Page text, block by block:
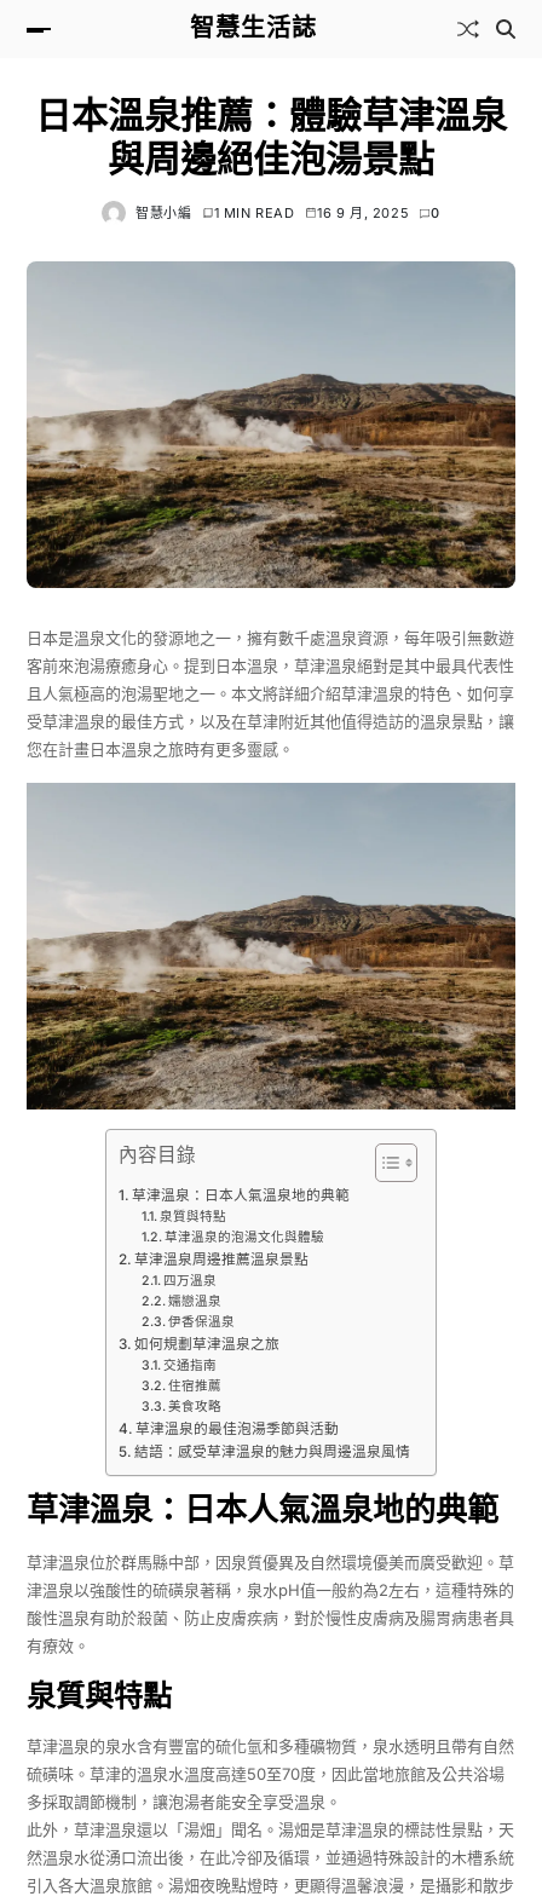
智慧生活誌
日本溫泉推薦：體驗草津溫泉
與周邊絕佳泡湯景點
智慧小編 1 MIN READ 16 9 月, 2025 0
日本是溫泉文化的發源地之一，擁有數千處溫泉資源，每年吸引無數遊
客前來泡湯療癒身心。提到日本溫泉，草津溫泉絕對是其中最具代表性
且人氣極高的泡湯聖地之一。本文將詳細介紹草津溫泉的特色、如何享
受草津溫泉的最佳方式，以及在草津附近其他值得造訪的溫泉景點，讓
您在計畫日本溫泉之旅時有更多靈感。
內容目錄
草津溫泉：日本人氣溫泉地的典範
泉質與特點
草津溫泉的泡湯文化與體驗
草津溫泉周邊推薦溫泉景點
四万溫泉
嬬戀溫泉
伊香保溫泉
如何規劃草津溫泉之旅
交通指南
住宿推薦
美食攻略
草津溫泉的最佳泡湯季節與活動
結語：感受草津溫泉的魅力與周邊溫泉風情
草津溫泉：日本人氣溫泉地的典範
草津溫泉位於群馬縣中部，因泉質優異及自然環境優美而廣受歡迎。草
津溫泉以強酸性的硫磺泉著稱，泉水pH值一般約為2左右，這種特殊的
酸性溫泉有助於殺菌、防止皮膚疾病，對於慢性皮膚病及腸胃病患者具
有療效。
泉質與特點
草津溫泉的泉水含有豐富的硫化氫和多種礦物質，泉水透明且帶有自然
硫磺味。草津的溫泉水溫度高達50至70度，因此當地旅館及公共浴場
多採取調節機制，讓泡湯者能安全享受溫泉。
此外，草津溫泉還以「湯畑」聞名。湯畑是草津溫泉的標誌性景點，天
然溫泉水從湧口流出後，在此冷卻及循環，並通過特殊設計的木槽系統
引入各大溫泉旅館。湯畑夜晚點燈時，更顯得溫馨浪漫，是攝影和散步